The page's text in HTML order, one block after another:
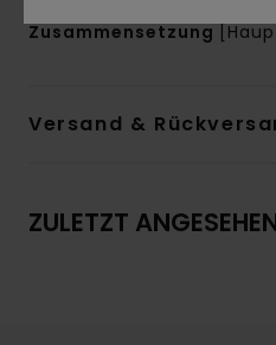
Zusammensetzung
Versand &
ZULETZT